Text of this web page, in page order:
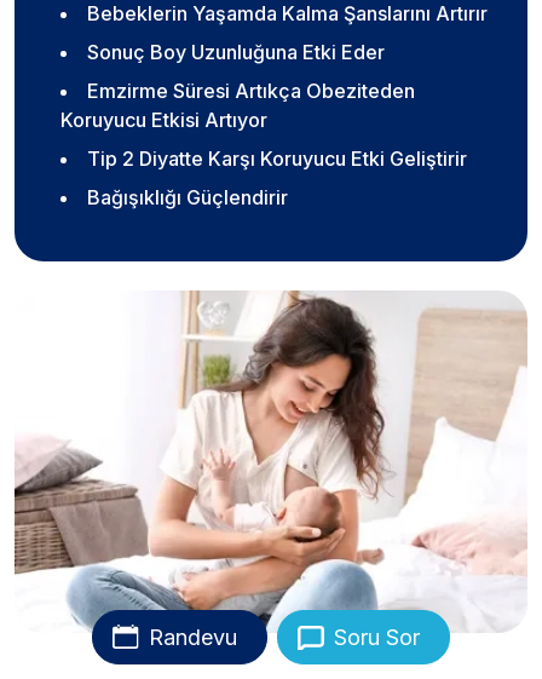
Bebeklerin Yaşamda Kalma Şanslarını Artırır
Sonuç Boy Uzunluğuna Etki Eder
Emzirme Süresi Artıkça Obeziteden
Koruyucu Etkisi Artıyor
Tip 2 Diyatte Karşı Koruyucu Etki Geliştirir
Bağışıklığı Güçlendirir
Randevu Soru Sor